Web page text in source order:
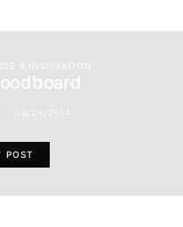
& INSPIRATION
POST